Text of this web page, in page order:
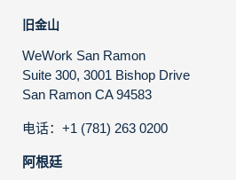
旧金山
WeWork San Ramon
Suite 300, 3001 Bishop Drive
San Ramon CA 94583
电话：+1 (781) 263 0200
阿根廷